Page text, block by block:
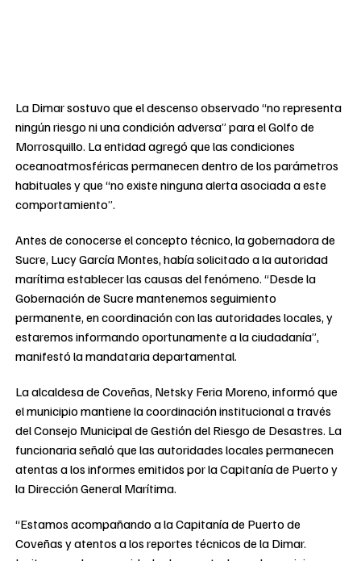
La Dimar sostuvo que el descenso observado “no representa
ningún riesgo ni una condición adversa” para el Golfo de
Morrosquillo. La entidad agregó que las condiciones
oceanoatmosféricas permanecen dentro de los parámetros
habituales y que “no existe ninguna alerta asociada a este
comportamiento”.
Antes de conocerse el concepto técnico, la gobernadora de
Sucre, Lucy García Montes, había solicitado a la autoridad
marítima establecer las causas del fenómeno. “Desde la
Gobernación de Sucre mantenemos seguimiento
permanente, en coordinación con las autoridades locales, y
estaremos informando oportunamente a la ciudadanía”,
manifestó la mandataria departamental.
La alcaldesa de Coveñas, Netsky Feria Moreno, informó que
el municipio mantiene la coordinación institucional a través
del Consejo Municipal de Gestión del Riesgo de Desastres. La
funcionaria señaló que las autoridades locales permanecen
atentas a los informes emitidos por la Capitanía de Puerto y
la Dirección General Marítima.
“Estamos acompañando a la Capitanía de Puerto de
Coveñas y atentos a los reportes técnicos de la Dimar.